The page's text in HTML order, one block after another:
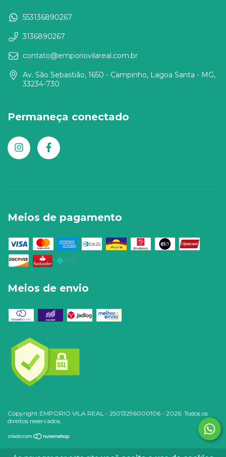
553136890267
3136890267
contato@emporiovilareal.com.br
Av. São Sebastião, 1650 - Campinho, Lagoa Santa - MG,
33234-730
Permaneça conectado
Meios de pagamento
Meios de envio
Copyright EMPORIO VILA REAL - 25013296000106 - 2026. Todos os
direitos reservados.